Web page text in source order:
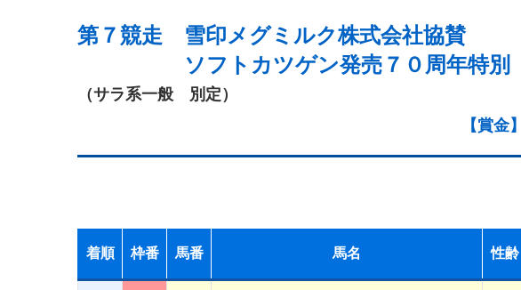
第７競走 雪印メグミルク株式会社協賛
ソフトカツゲン発売７０周年特別
（サラ系一般 別定）
【賞金】
着順 枠番 馬番 馬名 性齢